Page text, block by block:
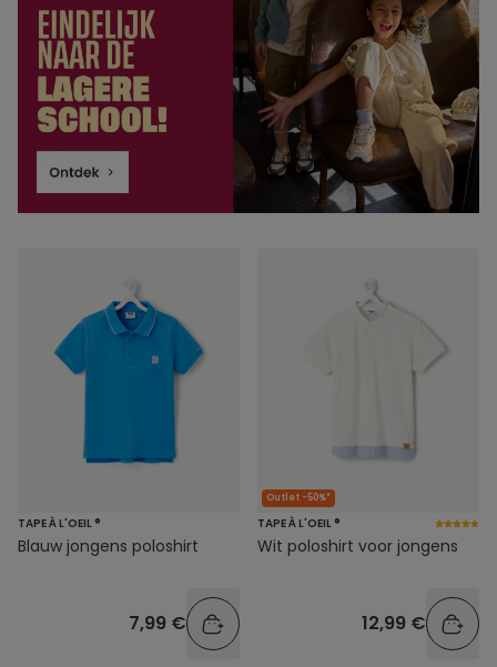
TAPE À L'OEIL ®
Blauw jongens poloshirt
7,99 €
Outlet -50%*
TAPE À L'OEIL ®
Wit poloshirt voor jongens
12,99 €